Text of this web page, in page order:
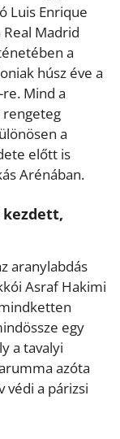
Luis Enrique
Madrid
a
húsz éve a
Mind a
rengeteg
a
előtt is
Arénában.
kezdett,
aranylabdás
Asraf Hakimi
egy
a tavalyi
azóta
védi a párizsi